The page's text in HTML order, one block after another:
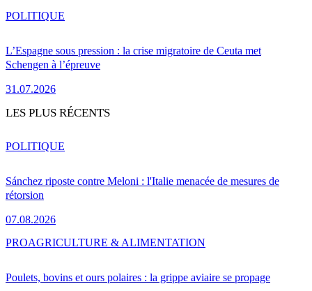
L’Espagne sous pression : la crise migratoire de Ceuta met
Schengen à l’épreuve
31.07.2026
POLITIQUE
LES PLUS RÉCENTS
Sánchez riposte contre Meloni : l'Italie menacée de mesures de
rétorsion
07.08.2026
POLITIQUE
Poulets, bovins et ours polaires : la grippe aviaire se propage
PROAGRICULTURE & ALIMENTATION